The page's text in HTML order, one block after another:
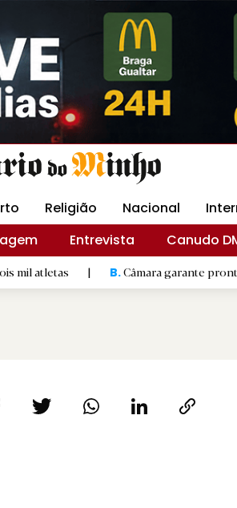
DM Livraria DM
Religião Nacional
Entrevista Canudo
| B.Câmara garante prontidão de Braga